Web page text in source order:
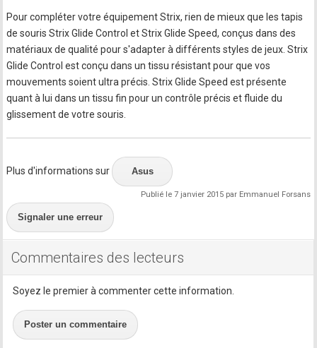
Pour compléter votre équipement Strix, rien de mieux que les tapis
de souris Strix Glide Control et Strix Glide Speed, conçus dans des
matériaux de qualité pour s'adapter à différents styles de jeux. Strix
Glide Control est conçu dans un tissu résistant pour que vos
mouvements soient ultra précis. Strix Glide Speed est présente
quant à lui dans un tissu fin pour un contrôle précis et fluide du
glissement de votre souris.
Plus d'informations sur Asus
Publié le 7 janvier 2015 par Emmanuel Forsans
Signaler une erreur
Commentaires des lecteurs
Soyez le premier à commenter cette information.
Poster un commentaire